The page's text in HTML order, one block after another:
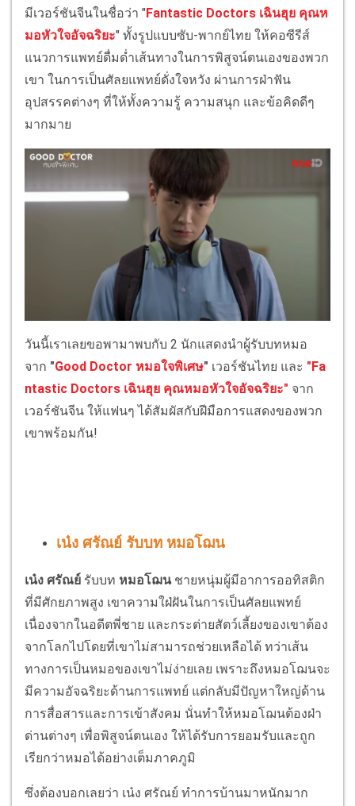
มีเวอร์ชันจีนในชื่อว่า "Fantastic Doctors เฉินฮุย คุณห
มอหัวใจอัจฉริยะ" ทั้งรูปแบบซับ-พากย์ไทย ให้คอซีรีส์
แนวการแพทย์ดื่มด่ำเส้นทางในการพิสูจน์ตนเองของพวก
เขา ในการเป็นศัลยแพทย์ดั่งใจหวัง ผ่านการฝ่าฟัน
อุปสรรคต่างๆ ที่ให้ทั้งความรู้ ความสนุก และข้อคิดดีๆ
มากมาย
วันนี้เราเลยขอพามาพบกับ 2 นักแสดงนำผู้รับบทหมอ
จาก "Good Doctor หมอใจพิเศษ" เวอร์ชันไทย และ "Fa
ntastic Doctors เฉินฮุย คุณหมอหัวใจอัจฉริยะ" จาก
เวอร์ชันจีน ให้แฟนๆ ได้สัมผัสกับฝีมือการแสดงของพวก
เขาพร้อมกัน!
เน๋ง ศรัณย์ รับบท หมอโฌน
เน๋ง ศรัณย์ รับบท หมอโฌน ชายหนุ่มผู้มีอาการออทิสติก
ที่มีศักยภาพสูง เขาความใฝ่ฝันในการเป็นศัลยแพทย์
เนื่องจากในอดีตพี่ชาย และกระต่ายสัตว์เลี้ยงของเขาต้อง
จากโลกไปโดยที่เขาไม่สามารถช่วยเหลือได้ ทว่าเส้น
ทางการเป็นหมอของเขาไม่ง่ายเลย เพราะถึงหมอโฌนจะ
มีความอัจฉริยะด้านการแพทย์ แต่กลับมีปัญหาใหญ่ด้าน
การสื่อสารและการเข้าสังคม นั่นทำให้หมอโฌนต้องฝ่า
ด่านต่างๆ เพื่อพิสูจน์ตนเอง ให้ได้รับการยอมรับและถูก
เรียกว่าหมอได้อย่างเต็มภาคภูมิ
ซึ่งต้องบอกเลยว่า เน๋ง ศรัณย์ ทำการบ้านมาหนักมาก